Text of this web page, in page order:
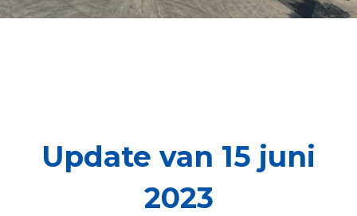
Update van 15 juni
2023